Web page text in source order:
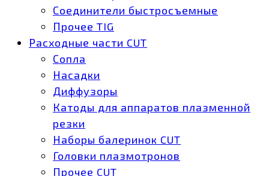
Соединители быстросъемные
Прочее TIG
Расходные части CUT
Сопла
Насадки
Диффузоры
Катоды для аппаратов плазменной
резки
Наборы балеринок CUT
Головки плазмотронов
Прочее CUT